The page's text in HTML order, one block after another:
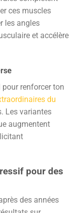
ces muscles
les angles
et accélère
pour renforcer ton
du
Les variantes
augmentent
pour des
des années